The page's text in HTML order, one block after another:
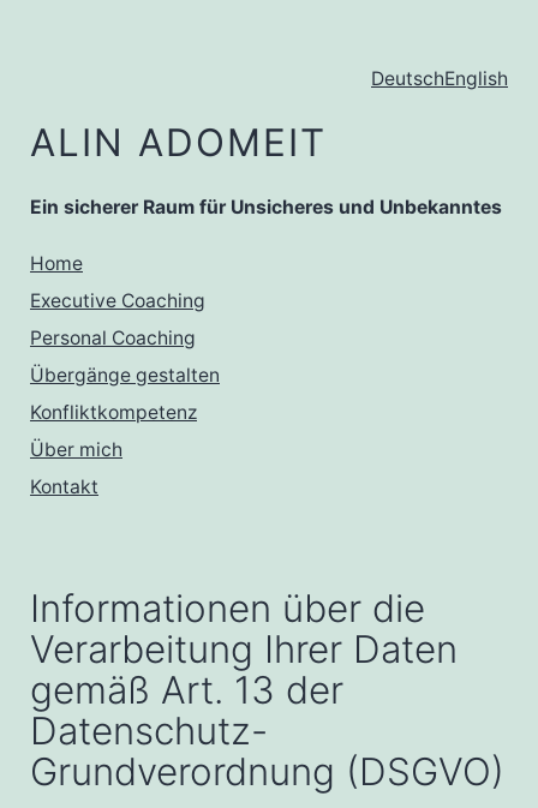
DeutschEnglish
ALIN ADOMEIT
Ein sicherer Raum für Unsicheres und Unbekanntes
Home
Executive Coaching
Personal Coaching
Übergänge gestalten
Konfliktkompetenz
Über mich
Kontakt
Informationen über die
Verarbeitung Ihrer Daten
gemäß Art. 13 der
Datenschutz-
Grundverordnung (DSGVO)